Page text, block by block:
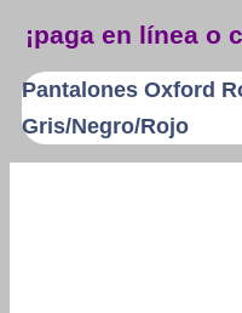
¡paga en línea o
Pantalones Oxford
Gris/Negro/Rojo